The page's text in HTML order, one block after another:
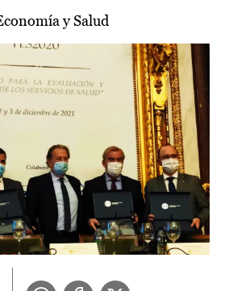
y Salud